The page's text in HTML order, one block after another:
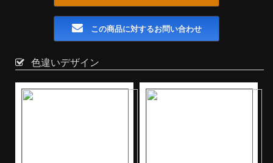
この商品に対するお問い合わせ
色違いデザイン